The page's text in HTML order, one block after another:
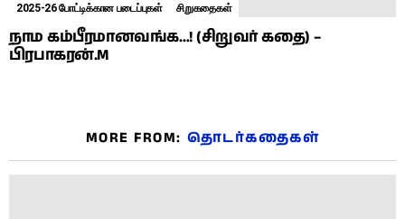
2025-26 போட்டிக்கான படைப்புகள் சிறுகதைகள்
நாம கம்பீரமானவங்க…! (சிறுவர் கதை) –
பிரபாகரன்.M
MORE FROM: தொடர்கதைகள்